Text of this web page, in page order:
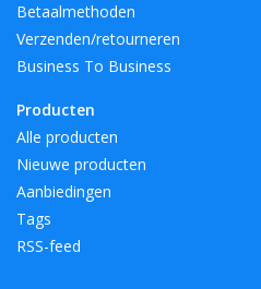
Betaalmethoden
Verzenden/retourneren
Business To Business
Producten
Alle producten
Nieuwe producten
Aanbiedingen
Tags
RSS-feed